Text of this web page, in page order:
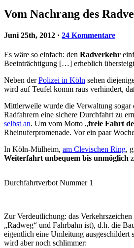
Vom Nachrang des
Juni 25th, 2012 · 24 Kommentare
Es wäre so einfach: den Radverkehr
Beeinträchtigung […] erheblich
Neben derPolizei in Köln sehen
wird auf Teufel komm raus verhindert,
Mittlerweile wurde die Verwaltung
Radfahrern eine sichere Durchfahrt zu
selbst an. Um vom Motto „freie Fahrt
Rheinuferpromenade. Vor ein paar
In Köln-Mülheim, am Clevischen Ring,
Weiterfahrt unbequem bis unmöglich
Durchfahrtverbot Nummer 1
Zur Verdeutlichung: das
„Radweg“ und Fahrbahn ist), d.h. die
eigentlich eine Umleitung ausgeschildert
wird aber noch schlimmer: